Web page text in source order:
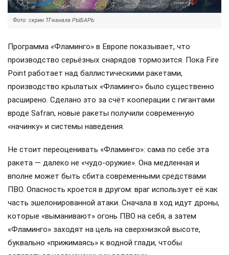
Фото: скрин ТГ-канала РЫБАРЬ
Программа «Фламинго» в Европе показывает, что
производство серьёзных снарядов тормозится. Пока Fire
Point работает над баллистическими ракетами,
производство крылатых «Фламинго» было существенно
расширено. Сделано это за счёт кооперации с гигантами
вроде Safran, новые ракеты получили современную
«начинку» и системы наведения.
Не стоит переоценивать «Фламинго»: сама по себе эта
ракета — далеко не «чудо-оружие». Она медленная и
вполне может быть сбита современными средствами
ПВО. Опасность кроется в другом: враг использует её как
часть эшелонированной атаки. Сначала в ход идут дроны,
которые «выманивают» огонь ПВО на себя, а затем
«Фламинго» заходят на цель на сверхнизкой высоте,
буквально «прижимаясь» к водной глади, чтобы